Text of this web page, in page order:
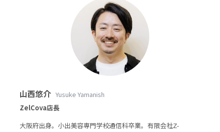
山西悠介 Yusuke Yamanish
ZelCova店長
大阪府出身。小出美容専門学校通信科卒業。有限会社Z-